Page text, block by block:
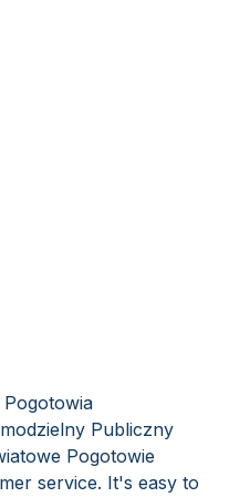
Publiczny
Pogotowie
service. It's easy to